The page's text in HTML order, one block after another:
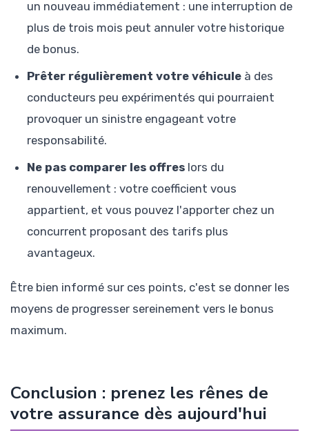
un nouveau immédiatement : une interruption de
plus de trois mois peut annuler votre historique
de bonus.
Prêter régulièrement votre véhicule à des
conducteurs peu expérimentés qui pourraient
provoquer un sinistre engageant votre
responsabilité.
Ne pas comparer les offres lors du
renouvellement : votre coefficient vous
appartient, et vous pouvez l'apporter chez un
concurrent proposant des tarifs plus
avantageux.
Être bien informé sur ces points, c'est se donner les
moyens de progresser sereinement vers le bonus
maximum.
Conclusion : prenez les rênes de
votre assurance dès aujourd'hui